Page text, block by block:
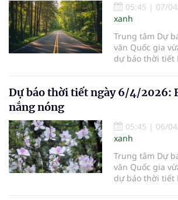
05:45 | 07/
xanh
Trung tâm Dự
văn Quốc gia
dự báo thời tiết
Dự báo thời tiết ngày 6/4/2026:
nắng nóng
05:45 | 06/
xanh
Trung tâm Dự
văn Quốc gia
dự báo thời tiết